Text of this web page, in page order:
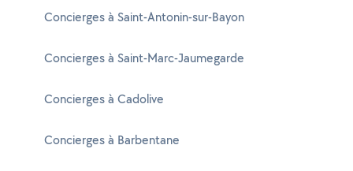
Concierges à Saint-Antonin-sur-Bayon
Concierges à Saint-Marc-Jaumegarde
Concierges à Cadolive
Concierges à Barbentane